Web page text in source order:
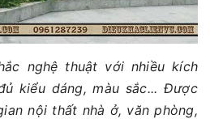
nghệ thuật với nhiều kích
kiểu dáng, màu sắc... Được
nội thất nhà ở, văn phòng,